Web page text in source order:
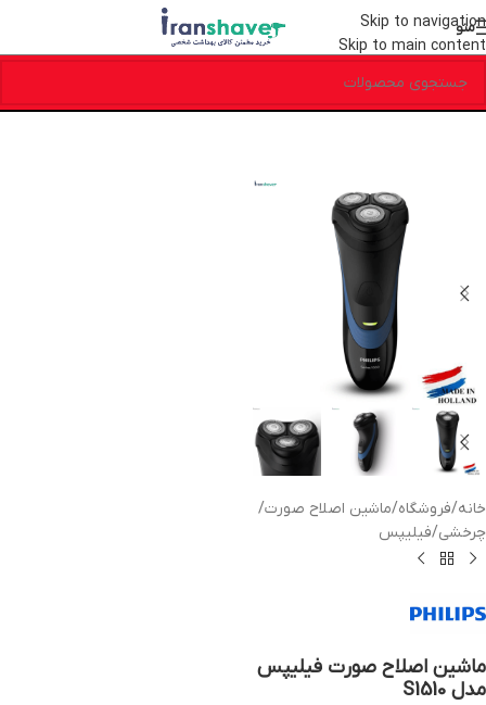
Skip to navigation
Skip to main content
منو
خانه/فروشگاه/ماشین اصلاح صورت/
چرخشی/فیلیپس
ماشین اصلاح صورت فیلیپس
مدل S1510